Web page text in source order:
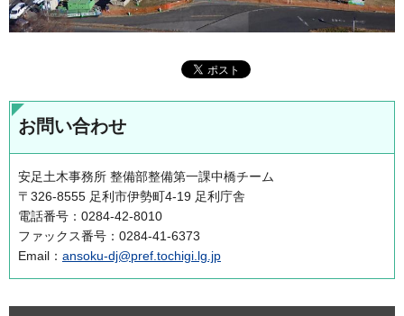
お問い合わせ
安足土木事務所 整備部整備第一課中橋チーム
〒326-8555 足利市伊勢町4-19 足利庁舎
電話番号：0284-42-8010
ファックス番号：0284-41-6373
Email： ansoku-dj@pref.tochigi.lg.jp